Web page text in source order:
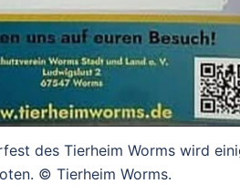
des Tierheim Worms wird
© Tierheim Worms.